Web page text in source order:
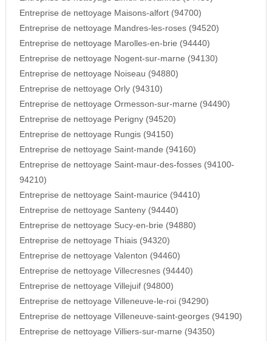
Entreprise de nettoyage Maisons-alfort (94700)
Entreprise de nettoyage Mandres-les-roses (94520)
Entreprise de nettoyage Marolles-en-brie (94440)
Entreprise de nettoyage Nogent-sur-marne (94130)
Entreprise de nettoyage Noiseau (94880)
Entreprise de nettoyage Orly (94310)
Entreprise de nettoyage Ormesson-sur-marne (94490)
Entreprise de nettoyage Perigny (94520)
Entreprise de nettoyage Rungis (94150)
Entreprise de nettoyage Saint-mande (94160)
Entreprise de nettoyage Saint-maur-des-fosses (94100-
94210)
Entreprise de nettoyage Saint-maurice (94410)
Entreprise de nettoyage Santeny (94440)
Entreprise de nettoyage Sucy-en-brie (94880)
Entreprise de nettoyage Thiais (94320)
Entreprise de nettoyage Valenton (94460)
Entreprise de nettoyage Villecresnes (94440)
Entreprise de nettoyage Villejuif (94800)
Entreprise de nettoyage Villeneuve-le-roi (94290)
Entreprise de nettoyage Villeneuve-saint-georges (94190)
Entreprise de nettoyage Villiers-sur-marne (94350)